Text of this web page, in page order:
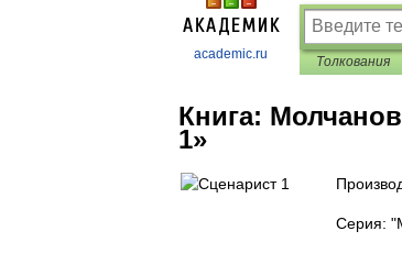
academic.ru Толкования
Книга:
1»
Серия: